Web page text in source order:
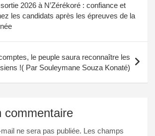
2026 à N’Zérékoré : confiance et
les candidats après les épreuves de la
le peuple saura reconnaître les
siens !( Par Souleymane Souza Konaté)
commentaire
ne sera pas publiée. Les champs